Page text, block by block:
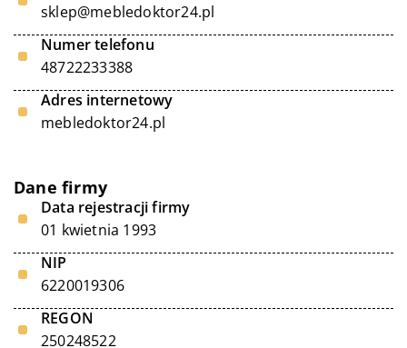
sklep@mebledoktor24.pl
Numer telefonu
48722233388
Adres internetowy
mebledoktor24.pl
Dane firmy
Data rejestracji firmy
01 kwietnia 1993
NIP
6220019306
REGON
250248522